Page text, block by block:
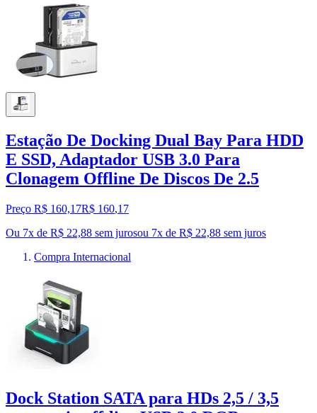
Estação De Docking Dual Bay Para HDD
E SSD, Adaptador USB 3.0 Para
Clonagem Offline De Discos De 2.5
Preço R$ 160,17R$ 160,17
Ou 7x de R$ 22,88 sem jurosou 7x de R$ 22,88 sem juros
Compra Internacional
Dock Station SATA para HDs 2,5 / 3,5